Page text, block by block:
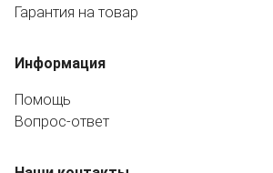
Гарантия на товар
Информация
Помощь
Вопрос-ответ